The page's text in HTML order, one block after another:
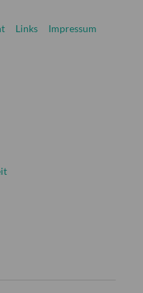
Links
Impressum